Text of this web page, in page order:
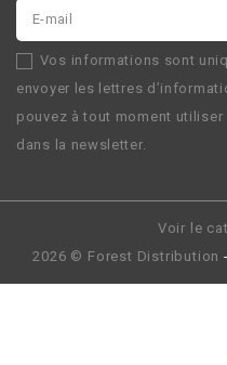
Vos informations sont
envoyer les lettres
pouvez à tout moment
dans la newsletter.
Voir le
2026 © Forest Distribution -